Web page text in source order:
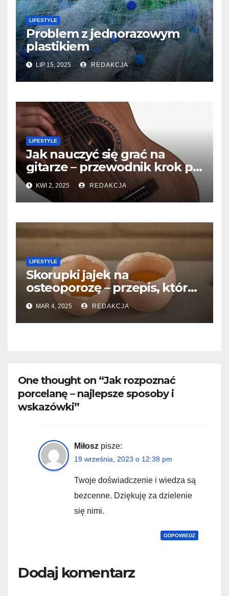
LIFESTYLE
Problem z jednorazowym
plastikiem
LIP 15, 2025 REDAKCJA
LIFESTYLE
Jak nauczyć się grać na
gitarze – przewodnik krok po
kroku dla początkujących
KWI 2, 2025 REDAKCJA
LIFESTYLE
Skorupki jajek na
osteoporozę – przepis, który
warto znać!
MAR 4, 2025 REDAKCJA
One thought on “Jak rozpoznać
porcelanę – najlepsze sposoby i
wskazówki”
Miłosz pisze:
19 września, 2023 o 12:38 pm
Twoje doświadczenie i wiedza są
bezcenne. Dziękuję za dzielenie
się nimi.
ODPOWIEDZ
Dodaj komentarz